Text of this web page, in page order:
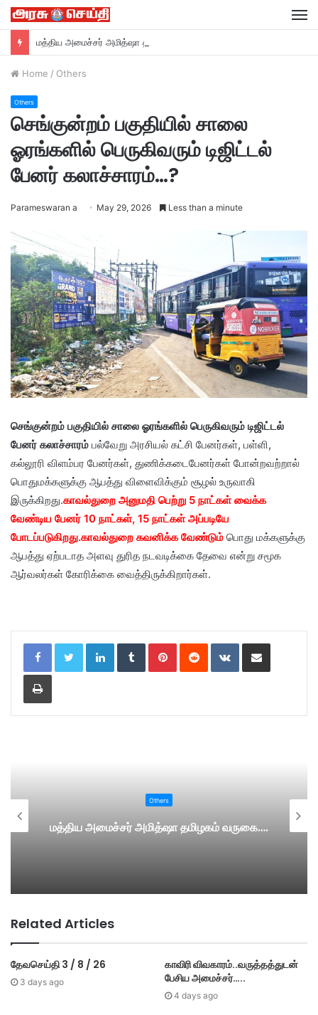
மத்திய அமைச்சர் அமித்ஷா தமிழகம் வருகை….
Home / Others
Others
செங்குன்றம் பகுதியில் சாலை
ஓரங்களில் பெருகிவரும் டிஜிட்டல்
பேனர் கலாச்சாரம்…?
Parameswaran a May 29, 2026 Less than a minute
செங்குன்றம் பகுதியில் சாலை ஓரங்களில் பெருகிவரும் டிஜிட்டல்
பேனர் கலாச்சாரம் பல்வேறு அரசியல் கட்சி பேனர்கள், பள்ளி,
கல்லூரி விளம்பர பேனர்கள், துணிக்கடைபேனர்கள் போன்றவற்றால்
பொதுமக்களுக்கு ஆபத்து விளைவிக்கும் சூழல் உருவாகி
இருக்கிறது.காவல்துறை அனுமதி பெற்று 5 நாட்கள் வைக்க
வேண்டிய பேனர் 10 நாட்கள், 15 நாட்கள் அப்படியே
போடப்படுகிறது.காவல்துறை கவனிக்க வேண்டும் பொது மக்களுக்கு
ஆபத்து ஏற்படாத அளவு துரித நடவடிக்கை தேவை என்று சமூக
ஆர்வலர்கள் கோரிக்கை வைத்திருக்கிறார்கள்.
LinkedIn Tumblr Pinterest Reddit VKontakte
Print
Others
மத்திய அமைச்சர் அமித்ஷா தமிழகம் வருகை….
Related Articles
தேவசெய்தி 3 / 8 / 26
3 days ago
காவிரி விவகாரம்..வருத்தத்துடன்
பேசிய அமைச்சர்…..
4 days ago